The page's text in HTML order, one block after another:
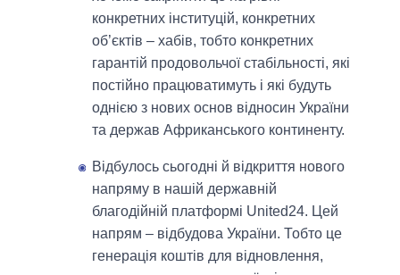
конкретних інституцій, конкретних
об’єктів – хабів, тобто конкретних
гарантій продовольчої стабільності, які
постійно працюватимуть і які будуть
однією з нових основ відносин України
та держав Африканського континенту.
Відбулось сьогодні й відкриття нового
напряму в нашій державній
благодійній платформі United24. Цей
напрям – відбудова України. Тобто це
генерація коштів для відновлення,